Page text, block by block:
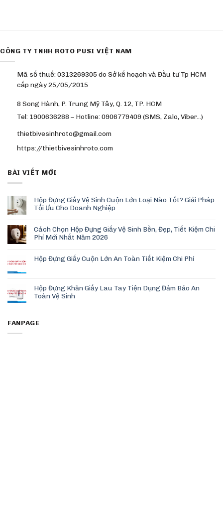
CÔNG TY TNHH ROTO PUSI VIỆT NAM
Mã số thuế: 0313269305 do Sở kế hoạch và Đầu tư Tp HCM
cấp ngày 25/05/2015
8 Song Hành, P. Trung Mỹ Tây, Q. 12, TP. HCM
Tel: 1900636288 – Hotline: 0906779409 (SMS, Zalo, Viber…)
thietbivesinhroto@gmail.com
https://thietbivesinhroto.com
BÀI VIẾT MỚI
Hộp Đựng Giấy Vệ Sinh Cuộn Lớn Loại Nào Tốt? Giải Pháp
Tối Ưu Cho Doanh Nghiệp
Cách Chọn Hộp Đựng Giấy Vệ Sinh Bền, Đẹp, Tiết Kiệm Chi
Phí Mới Nhất Năm 2026
Hộp Đựng Giấy Cuộn Lớn An Toàn Tiết Kiệm Chi Phí
Hộp Đựng Khăn Giấy Lau Tay Tiện Dụng Đảm Bảo An
Toàn Vệ Sinh
FANPAGE